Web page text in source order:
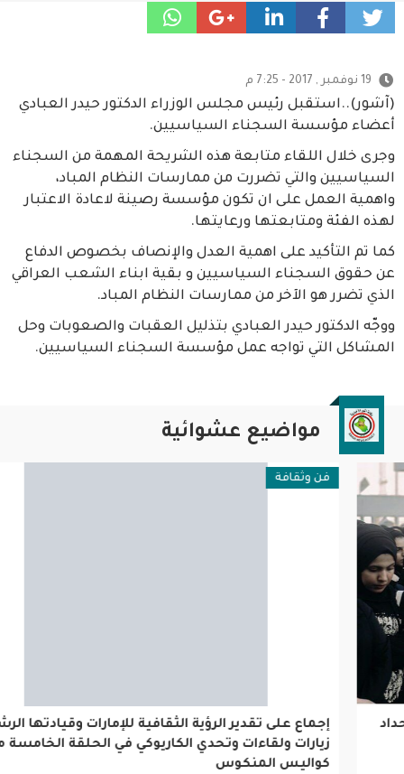
19 نوفمبر , 2017 - 7:25 م
(آشور)..استقبل رئيس مجلس الوزراء الدكتور حيدر العبادي
أعضاء مؤسسة السجناء السياسيين.
وجرى خلال اللقاء متابعة هذه الشريحة المهمة من السجناء
السياسيين والتي تضررت من ممارسات النظام المباد،
واهمية العمل على ان تكون مؤسسة رصينة لاعادة الاعتبار
لهذه الفئة ومتابعتها ورعايتها.
كما تم التأكيد على اهمية العدل والإنصاف بخصوص الدفاع
عن حقوق السجناء السياسيين و بقية ابناء الشعب العراقي
الذي تضرر هو الآخر من ممارسات النظام المباد.
ووجّه الدكتور حيدر العبادي بتذليل العقبات والصعوبات وحل
المشاكل التي تواجه عمل مؤسسة السجناء السياسيين.
مواضيع عشوائية
فن وثقافة
إجماع على تقدير الرؤية الثقافية للإمارات وقيادتها الرشيدة..
زيارات ولقاءات وتحدي الكاريوكي في الحلقة الخامسة من
كواليس المنكوس